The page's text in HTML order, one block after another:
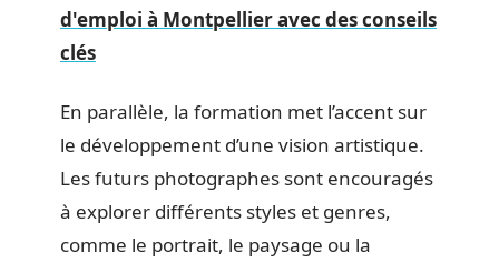
d'emploi à Montpellier avec des conseils
clés
En parallèle, la formation met l’accent sur
le développement d’une vision artistique.
Les futurs photographes sont encouragés
à explorer différents styles et genres,
comme le portrait, le paysage ou la